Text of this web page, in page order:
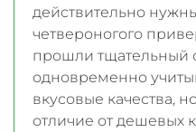
действительно
четвероногого
прошли тщательный
одновременно
вкусовые качества,
отличие от дешевых